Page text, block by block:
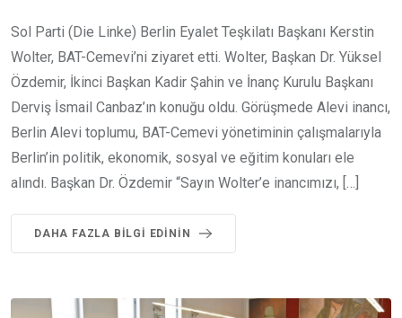
Sol Parti (Die Linke) Berlin Eyalet Teşkilatı Başkanı Kerstin
Wolter, BAT-Cemevi’ni ziyaret etti. Wolter, Başkan Dr. Yüksel
Özdemir, İkinci Başkan Kadir Şahin ve İnanç Kurulu Başkanı
Derviş İsmail Canbaz’ın konuğu oldu. Görüşmede Alevi inancı,
Berlin Alevi toplumu, BAT-Cemevi yönetiminin çalışmalarıyla
Berlin’in politik, ekonomik, sosyal ve eğitim konuları ele
alındı. Başkan Dr. Özdemir “Sayın Wolter’e inancımızı, […]
DAHA FAZLA BILGI EDININ